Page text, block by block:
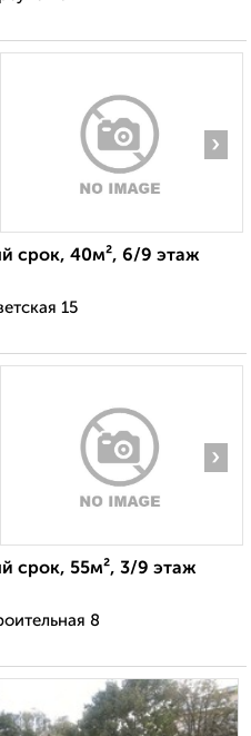
›
срок, 40м², 6/9 этаж
15
›
срок, 55м², 3/9 этаж
8